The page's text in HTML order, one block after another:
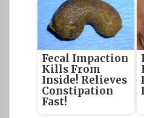
Fecal Impaction
Kills From
Inside! Relieves
Constipation
Fast!